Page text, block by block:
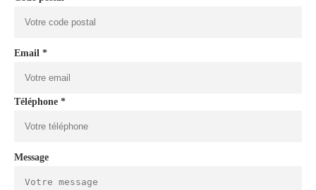
Email *
Téléphone *
Message